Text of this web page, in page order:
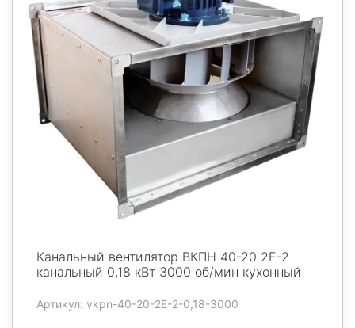
Канальный вентилятор ВКПН 40-20 2E-2
канальный 0,18 кВт 3000 об/мин кухонный
Артикул: vkpn-40-20-2E-2-0,18-3000